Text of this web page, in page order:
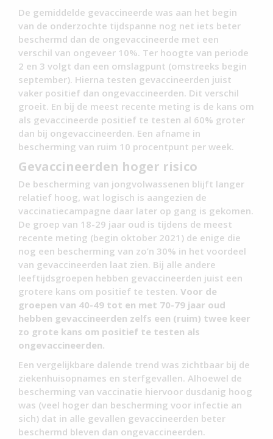
De gemiddelde gevaccineerde was aan het begin
van de onderzochte tijdspanne nog net iets beter
beschermd dan de ongevaccineerde met een
verschil van ongeveer 10%. Ter hoogte van periode
2 en 3 volgt dan een omslagpunt (omstreeks begin
september). Hierna testen gevaccineerden juist
vaker positief dan ongevaccineerden. Dit verschil
groeit. En bij de meest recente meting is de kans om
als gevaccineerde positief te testen al 60% groter
dan bij ongevaccineerden. Een afname in
bescherming van ruim 10 procentpunt per week.
Gevaccineerden hoger risico
De bescherming van jongvolwassenen blijft langer
relatief hoog, wat logisch is aangezien de
vaccinatiecampagne daar later op gang is gekomen.
De groep van 18-29 jaar oud is tijdens de meest
recente meting (begin oktober 2021) de enige die
nog een bescherming van zo’n 30% in het voordeel
van gevaccineerden laat zien. Bij alle andere
leeftijdsgroepen hebben gevaccineerden juist een
grotere kans om positief te testen. Voor de
groepen van 40-49 tot en met 70-79 jaar oud
hebben gevaccineerden zelfs een (ruim) twee keer
zo grote kans om positief te testen als
ongevaccineerden.
Een vergelijkbare dalende trend was zichtbaar bij de
ziekenhuisopnames en sterfgevallen. Alhoewel de
bescherming van vaccinatie hiervoor dusdanig hoog
was (veel hoger dan bescherming voor infectie an
sich) dat in alle gevallen gevaccineerden beter
beschermd bleven dan ongevaccineerden.